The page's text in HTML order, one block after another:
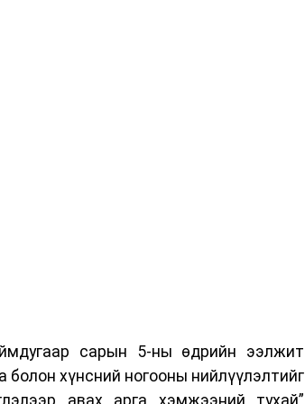
сарын 5-ны өдрийн ээлжит
болон хүнсний ногооны нийлүүлэлтийг
авах арга хэмжээний тухай”